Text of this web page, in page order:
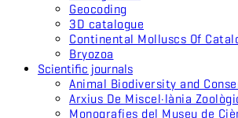
Geocoding
3D catalogue
Continental Molluscs Of
Bryozoa
Scientific journals
Animal Biodiversity and
Arxius De Miscel·lània
Monografies del Museu de